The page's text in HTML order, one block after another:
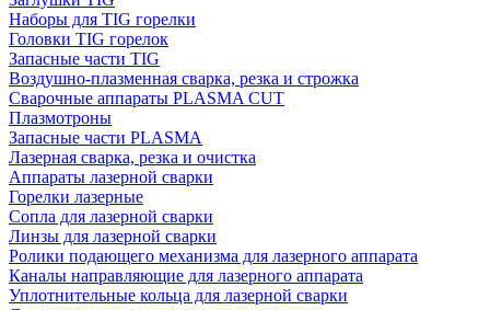
Наборы для TIG горелки
Головки TIG горелок
Запасные части TIG
Воздушно-плазменная сварка, резка и строжка
Сварочные аппараты PLASMA CUT
Плазмотроны
Запасные части PLASMA
Лазерная сварка, резка и очистка
Аппараты лазерной сварки
Горелки лазерные
Сопла для лазерной сварки
Линзы для лазерной сварки
Ролики подающего механизма для лазерного аппарата
Каналы направляющие для лазерного аппарата
Уплотнительные кольца для лазерной сварки